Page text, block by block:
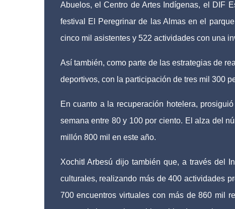
Abuelos, el Centro de Artes Indígenas, el DIF
festival El Peregrinar de las Almas en el
cinco mil asistentes y 522 actividades con una
Así también, como parte de las estrategias de
deportivos, con la participación de tres mil 300
En cuanto a la recuperación hotelera,
semana entre 80 y 100 por ciento. El alza del
millón 800 mil en este año.
Xochitl Arbesú dijo también que, a través del
culturales, realizando más de 400 actividades
700 encuentros virtuales con más de 860 mil